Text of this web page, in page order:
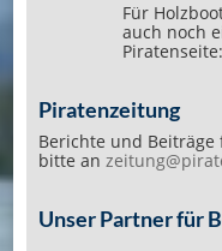
Für
auch noch
Piratenseite:
Piratenzeitung
Berichte und
bitte an
Unser Partner für